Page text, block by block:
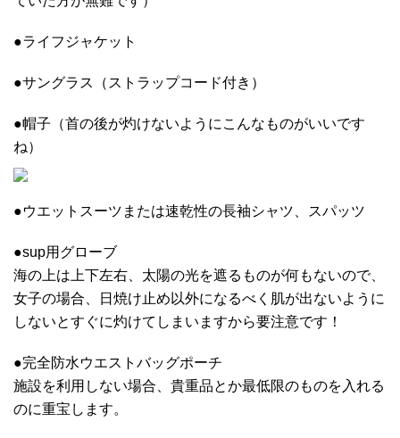
●ライフジャケット
●サングラス（ストラップコード付き）
●帽子（首の後が灼けないようにこんなものがいいです
ね）
●ウエットスーツまたは速乾性の長袖シャツ、スパッツ
●sup用グローブ
海の上は上下左右、太陽の光を遮るものが何もないので、
女子の場合、日焼け止め以外になるべく肌が出ないように
しないとすぐに灼けてしまいますから要注意です！
●完全防水ウエストバッグポーチ
施設を利用しない場合、貴重品とか最低限のものを入れる
のに重宝します。